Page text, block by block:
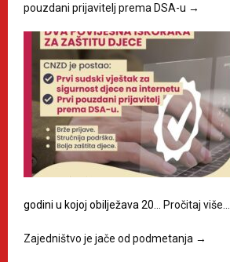
pouzdani prijavitelj prema DSA-u →
godini u kojoj obilježava 20… Pročitaj više…
Zajedništvo je jače od podmetanja →